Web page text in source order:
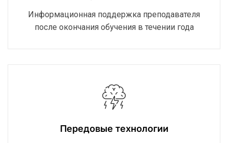
Информационная поддержка преподавателя
после окончания обучения в течении года
Передовые технологии